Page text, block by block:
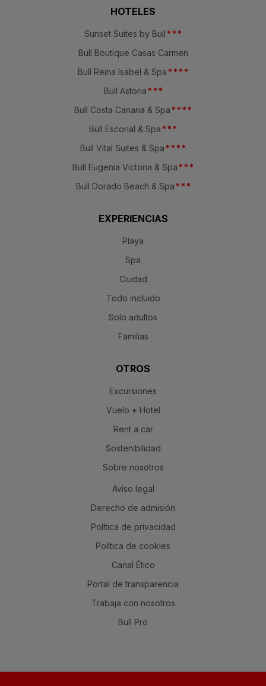
HOTELES
Sunset Suites by Bull * * *
Bull Boutique Casas Carmen
Bull Reina Isabel & Spa * * * *
Bull Astoria * * *
Bull Costa Canaria & Spa * * * *
Bull Escorial & Spa * * *
Bull Vital Suites & Spa * * * *
Bull Eugenia Victoria & Spa * * *
Bull Dorado Beach & Spa * * *
EXPERIENCIAS
Playa
Spa
Ciudad
Todo incluido
Solo adultos
Familias
OTROS
Excursiones
Vuelo + Hotel
Rent a car
Sostenibilidad
Sobre nosotros
Aviso legal
Derecho de admisión
Política de privacidad
Política de cookies
Canal Ético
Portal de transparencia
Trabaja con nosotros
Bull Pro